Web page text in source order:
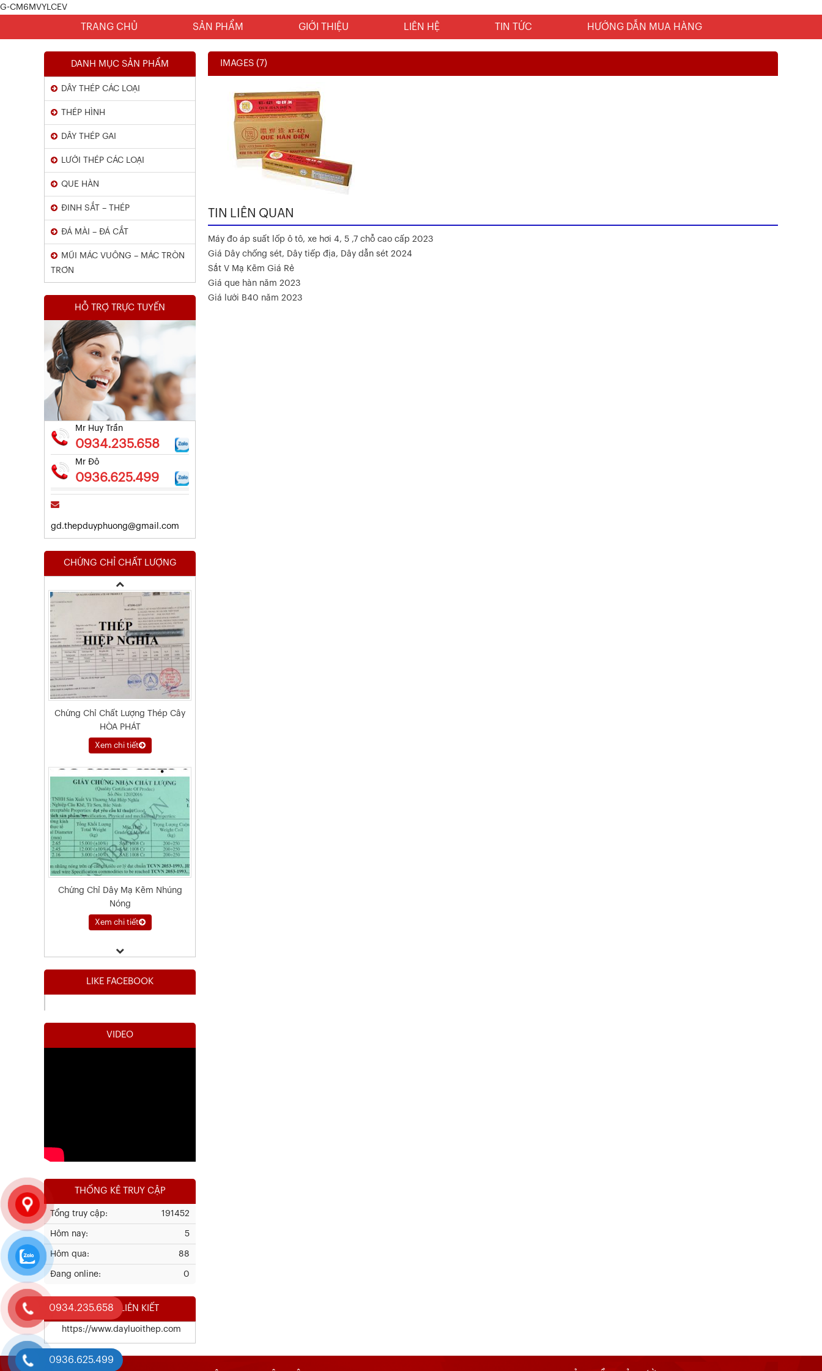
G-CM6MVYLCEV
TRANG CHỦ SẢN PHẨM GIỚI THIỆU LIÊN HỆ TIN TỨC HƯỚNG DẪN MUA HÀNG
IMAGES (7)
TIN LIÊN QUAN
Máy đo áp suất lốp ô tô, xe hơi 4, 5 ,7 chỗ cao cấp 2023
Giá Dây chống sét, Dây tiếp địa, Dây dẫn sét 2024
Sắt V Mạ Kẽm Giá Rẻ
Giá que hàn năm 2023
Giá lưới B40 năm 2023
DANH MỤC SẢN PHẨM
DÂY THÉP CÁC LOẠI
THÉP HÌNH
DÂY THÉP GAI
LƯỚI THÉP CÁC LOẠI
QUE HÀN
ĐINH SẮT – THÉP
ĐÁ MÀI – ĐÁ CẮT
MŨI MÁC VUÔNG – MÁC TRÒN
TRƠN
HỖ TRỢ TRỰC TUYẾN
Mr Huy Trần
0934.235.658
Mr Đô
0936.625.499
gd.thepduyphuong@gmail.com
CHỨNG CHỈ CHẤT LƯỢNG
Chứng Chỉ Dây Mạ Kẽm Nhúng
Nóng
Kết Quả Thử Nghiệm Lưới Tô Tường
Xem chi tiết
Kết Quả Thử Nghiệm Lưới Tô Tường
Chứng Chỉ Chất Lượng Thép Cây
HÒA PHÁT
Xem chi tiết
Chứng Chỉ Dây Mạ Kẽm Nhúng
Nóng
Xem chi tiết
Kết Quả Thử Nghiệm Lưới Tô Tường
Xem chi tiết
LIKE FACEBOOK
VIDEO
THỐNG KÊ TRUY CẬP
191452
Tổng truy cập:
5
Hôm nay:
88
Hôm qua:
0
Đang online:
WEBSITE LIÊN KIẾT
https://www.dayluoithep.com
0934.235.658
0936.625.499